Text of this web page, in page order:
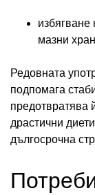
мазни
Редовната
подпомага
предотвратява
драстични
дългосрочна